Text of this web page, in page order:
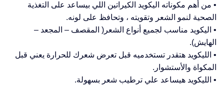
• من أهم مكوناته اليكويد الكيراتين اللي بيساعد على التغذية
الصحية لنمو الشعر وتقويته ، وتحافظ على لونه.
• اليكويد مناسب لجميع أنواع الشعر( المقصف – المجعد –
الهايش).
• الليكويد هتقدر تستخدميه قبل تعرض شعرك للحرارة يعني قبل
المكواة والأستشوار.
• الليكويد هيساعد علي ترطيب شعر بسهولة.